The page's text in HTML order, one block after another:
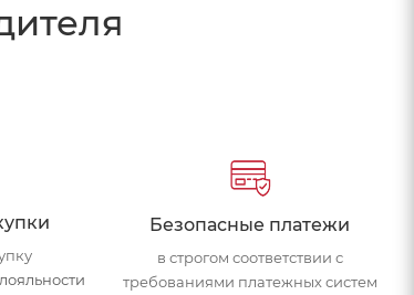
Безопасные платежи
в строгом соответствии с
требованиями платежных систем